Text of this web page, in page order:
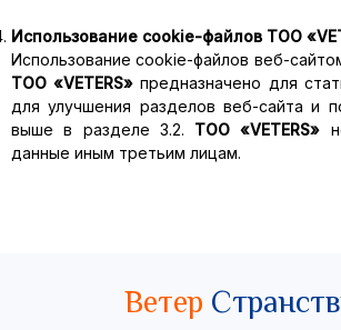
Использование cookie-файлов ТОО «
Использование cookie-файлов веб-
ТОО «VETERS»предназначено для
для улучшения разделов веб-сайта и
выше в разделе 3.2. ТОО «VETERS»
данные иным третьим лицам.
Ветер